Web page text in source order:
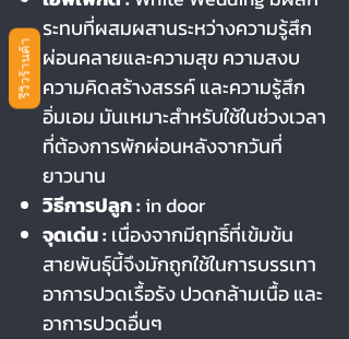
ระทบที่ผสมผสานระหว่างความรู้สึก
ผ่อนคลายและความสุข ความสงบ
ความคิดสร้างสรรค์ และความรู้สึก
อิ่มเอม มันเหมาะสำหรับใช้ในช่วงเวลา
ที่ต้องการพักผ่อนหลังจากวันที่
ยาวนาน
วิธีการปลูก :in door
จุดเด่น : เนื่องจากมีฤทธิ์ที่เข้มข้น
สายพันธุ์นี้จึงมักถูกใช้ในการบรรเทา
อาการปวดเรื้อรัง ปวดกล้ามเนื้อ และ
อาการปวดอื่นๆ
รีวิวร้านค้า